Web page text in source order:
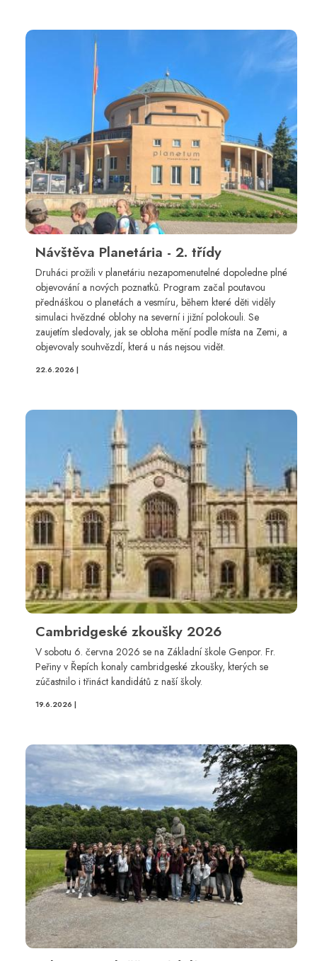
Návštěva Planetária - 2. třídy
Druháci prožili v planetáriu nezapomenutelné dopoledne plné
objevování a nových poznatků. Program začal poutavou
přednáškou o planetách a vesmíru, během které děti viděly
simulaci hvězdné oblohy na severní i jižní polokouli. Se
zaujetím sledovaly, jak se obloha mění podle místa na Zemi, a
objevovaly souhvězdí, která u nás nejsou vidět.
22.6.2026 |
Cambridgeské zkoušky 2026
V sobotu 6. června 2026 se na Základní škole Genpor. Fr.
Peřiny v Řepích konaly cambridgeské zkoušky, kterých se
zúčastnilo i třináct kandidátů z naší školy.
19.6.2026 |